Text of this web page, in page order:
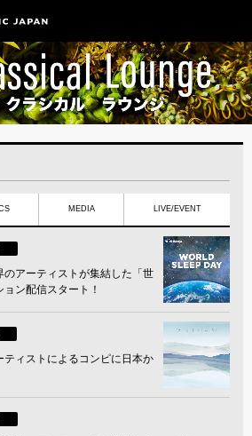
MEDIA LIVE/EVENT
のアーティストが集結した「世
ン配信スタート！
ティストによるコンピに日本か